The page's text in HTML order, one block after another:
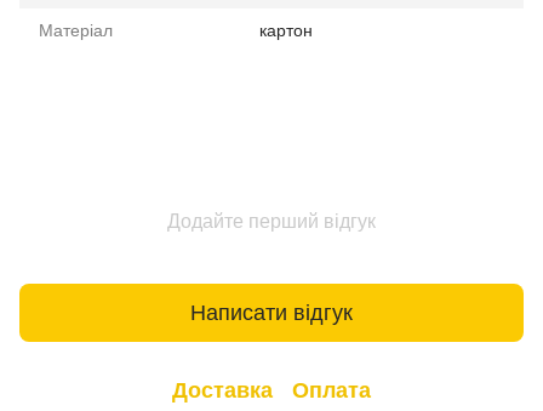
Матеріал картон
Додайте перший відгук
Написати відгук
Доставка Оплата